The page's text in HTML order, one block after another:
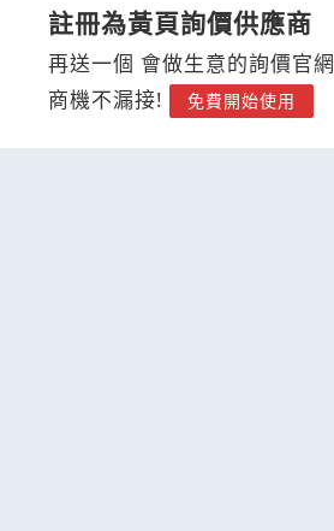
註冊為黃頁詢價供應商
再送一個 會做生意的詢價官網
商機不漏接!
免費開始使用